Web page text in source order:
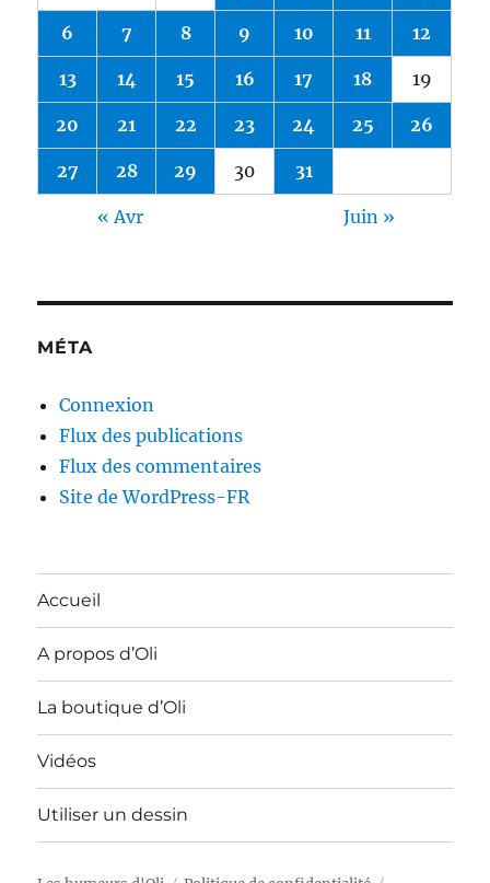
6 7 8 9 10 11 12
13 14 15 16 17 18 19
20 21 22 23 24 25 26
27 28 29 30 31
« Avr Juin »
MÉTA
Connexion
Flux des publications
Flux des commentaires
Site de WordPress-FR
Accueil
A propos d’Oli
La boutique d’Oli
Vidéos
Utiliser un dessin